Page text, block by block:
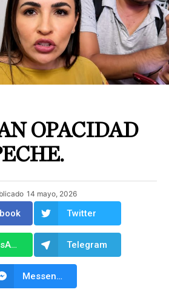
OPACIDAD
14 mayo, 2026
Twitter
WhatsApp Telegram
Messenger